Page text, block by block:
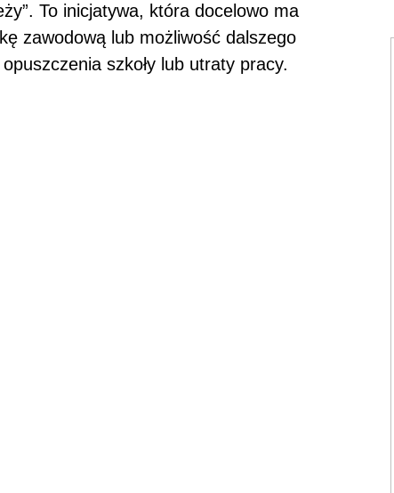
To inicjatywa, która docelowo ma
zawodową lub możliwość dalszego
szkoły lub utraty pracy.